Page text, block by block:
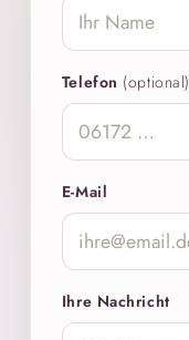
Telefon (optional)
E-Mail
Ihre Nachricht